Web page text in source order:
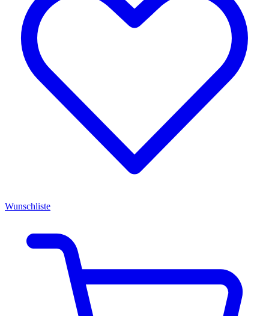
Wunschliste